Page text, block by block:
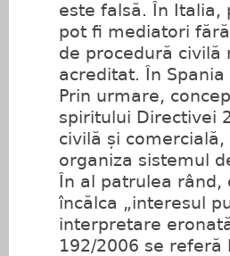
este falsă. În Italia,
pot fi mediatori
de procedură civilă
acreditat. În
Prin urmare,
spiritului Directivei
civilă și
organiza sistemul
În al patrulea
încălca „interesul
interpretare
192/2006 se referă